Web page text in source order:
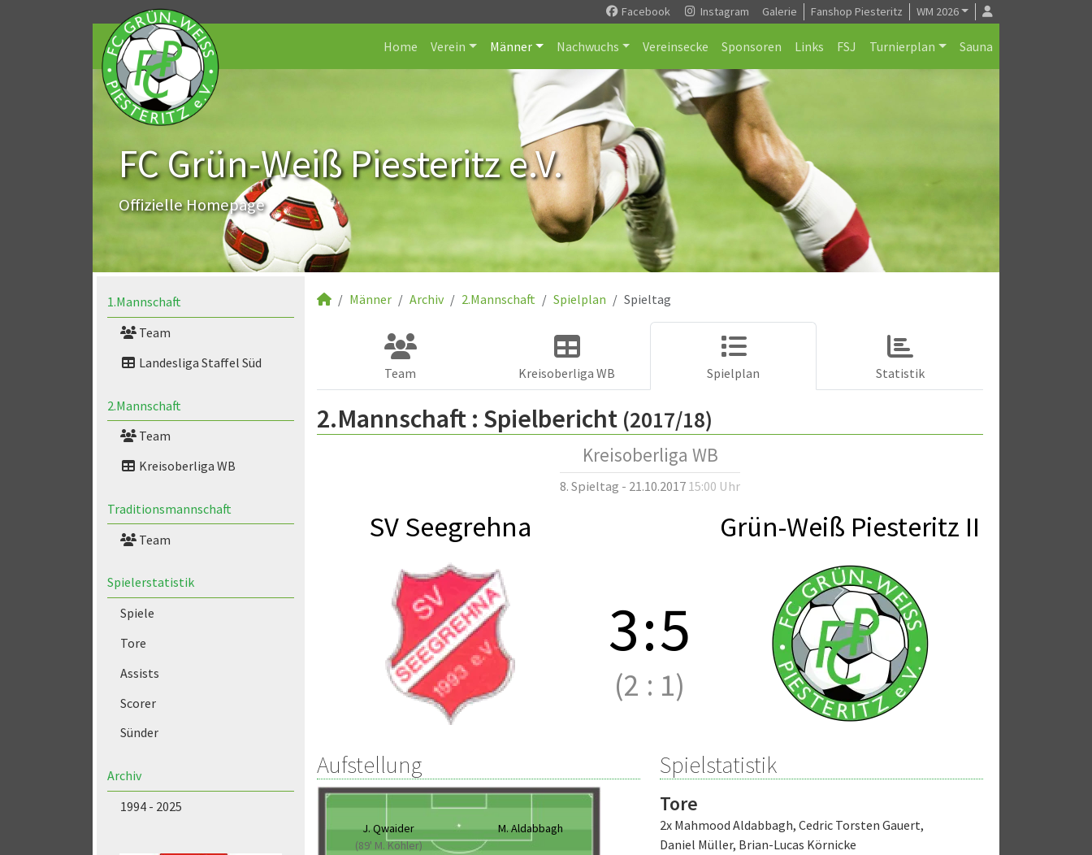
Facebook Instagram Galerie Fanshop Piesteritz WM 2026
Home Verein Männer Nachwuchs Vereinsecke Sponsoren Links FSJ Turnierplan Sauna
FC Grün-Weiß Piesteritz e.V.
Offizielle Homepage
1.Mannschaft
Team
Landesliga Staffel Süd
2.Mannschaft
Team
Kreisoberliga WB
Traditionsmannschaft
Team
Spielerstatistik
Spiele
Tore
Assists
Scorer
Sünder
Archiv
1994 - 2025
Männer Archiv 2.Mannschaft Spielplan Spieltag
Team Kreisoberliga WB Spielplan Statistik
2.Mannschaft : Spielbericht (2017/18)
Kreisoberliga WB
8. Spieltag - 21.10.2017 15:00 Uhr
SV Seegrehna Grün-Weiß Piesteritz II
3:5
(2 : 1)
Aufstellung
J. Qwaider
(89' M. Köhler)
M. Aldabbagh
Spielstatistik
Tore
2x Mahmood Aldabbagh, Cedric Torsten Gauert,
Daniel Müller, Brian-Lucas Körnicke